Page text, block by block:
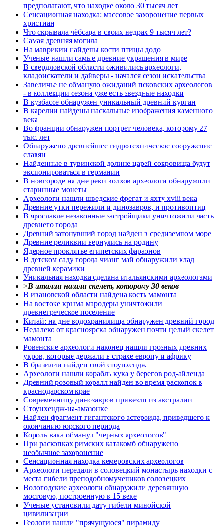
предполагают, что находке около 30 тысяч лет
Сенсационная находка: массовое захоронение первых
христиан
Что скрывала чёбсара в своих недрах 9 тысяч лет?
Самая древняя могила
На маврикии найдены кости птицы додо
Ученые нашли самые древние украшения в мире
В свердловской области оживились археологи,
кладоискатели и дайверы - начался сезон искательства
Завеличье не обмануло ожиданий псковских археологов
- в коллекции сезона уже есть звездные находки
В кузбассе обнаружен уникальный древний курган
В карелии найдены наскальные изображения каменного
века
Во франции обнаружен портрет человека, которому 27
тыс. лет
Обнаружено древнейшее гидротехническое сооружение
славян
Найденные в тувинской долине царей сокровища будут
экспонироваться в германии
В новгороде на дне реки волхов археологи обнаружили
старинные монеты
Археологи нашли шведские фрегат и яхту xviii века
Древние утки пережили и динозавров, и противоптиц
В ярославле незаконные застройщики уничтожили часть
древнего города
Древний затонувший город найден в средиземном море
Древние реликвии вернулись на родину
Ядерное проклятье египетских фараонов
В детском саду города чианг май обнаружили клад
древней керамики
Уникальная находка сделана итальянскими археологами
>В италии нашли скелет, которому 30 веков
В ивановской области найдена кость мамонта
На востоке крыма мародеры уничтожили
древнегреческое поселение
Китай: на дне водохранилища обнаружен древний город
Недалеко от красноярска обнаружен почти целый скелет
мамонта
Ровенские археологи наконец нашли грозных древних
укров, которые держали в страхе европу и африку
В бразилии найден свой стоунхендж
Археологи нашли корабль кука у берегов род-айленда
Древний розовый коралл найден во время раскопок в
краснодарском крае
Современницу динозавров привезли из австралии
Стоунхендж-на-амазонке
Найден фрагмент гигантского астероида, приведшего к
окончанию юрского периода
Король вака обманул "черных археологов"
При раскопках римских катакомб обнаружено
необычное захоронение
Сенсационная находка кемеровских археологов
Археологи передали в соловецкий монастырь находки с
места гибели преподобномучеников соловецких
Вологодские археологи обнаружили деревянную
мостовую, построенную в 15 веке
Ученые установили дату гибели минойской
цивилизации
Геологи нашли "прячущуюся" пирамиду